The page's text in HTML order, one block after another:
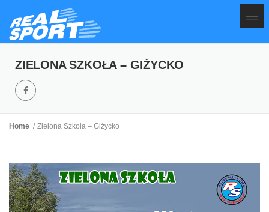
ZIELONA SZKOŁA – GIŻYCKO
Home Zielona Szkoła – Giżycko